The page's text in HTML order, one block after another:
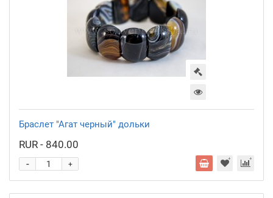
Браслет "Агат черный" дольки
RUR - 840.00
+
-